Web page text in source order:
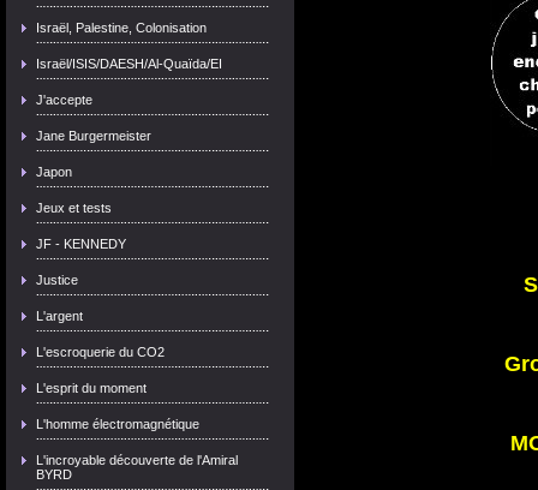
Israël, Palestine, Colonisation
Israël/ISIS/DAESH/Al-Quaïda/EI
J'accepte
Jane Burgermeister
Japon
Jeux et tests
JF - KENNEDY
Justice
L'argent
L'escroquerie du CO2
L'esprit du moment
L'homme électromagnétique
L'incroyable découverte de l'Amiral
BYRD